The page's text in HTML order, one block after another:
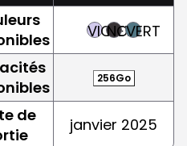
VIOLET
NOIRVERT
256Go
de
janvier 2025